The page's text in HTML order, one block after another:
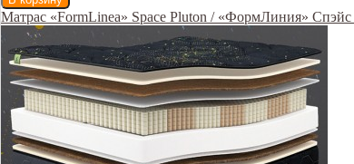
Матрас «FormLinea» Space Pluton / «ФормЛиния»